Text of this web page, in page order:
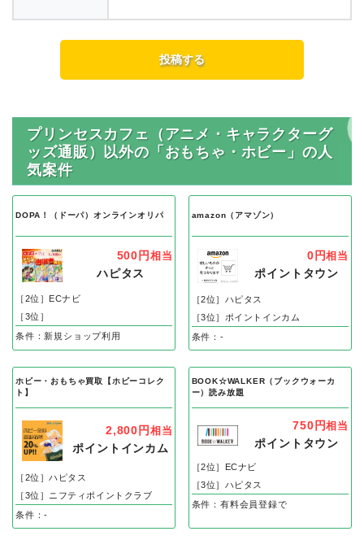
プリンセスカフェ（アニメ・キャラクターグ
ッズ通販）以外の「おもちゃ・ホビー」の人
気案件
DOPA！（ドーパ）オンラインオリパ
500円 相当
ハピタス
［2位］ECナビ
［3位］
条件：新規ショップ利用
amazon（アマゾン）
0円相当
ポイントタウン
［2位］ハピタス
［3位］ポイントインカム
条件：-
ホビー・おもちゃ買取【ホビーコレク
ト】
2,800円 相当
ポイントインカム
［2位］ハピタス
［3位］ニフティポイントクラブ
条件：-
BOOK☆WALKER（ブックウォーカ
ー）読み放題
750円相当
ポイントタウン
［2位］ECナビ
［3位］ハピタス
条件：有料会員登録で